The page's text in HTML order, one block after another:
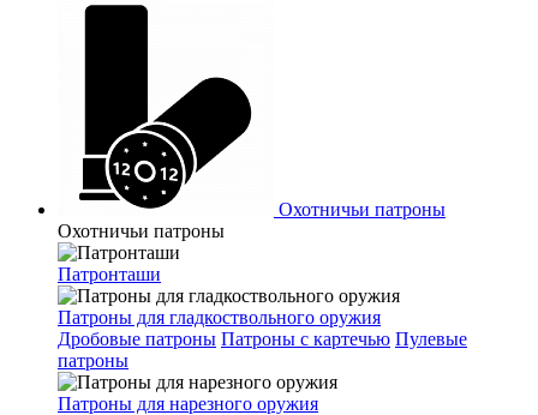
Охотничьи патроны
Охотничьи патроны
Патронташи
Патроны для гладкоствольного оружия
Дробовые патроны Патроны с картечью Пулевые
патроны
Патроны для нарезного оружия